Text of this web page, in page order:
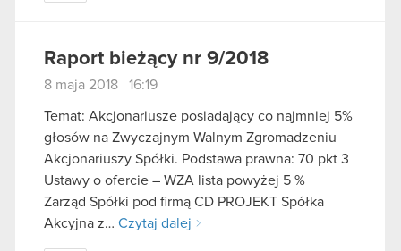
Raport bieżący nr 9/2018
8 maja 2018 16:19
Temat: Akcjonariusze posiadający co najmniej 5%
głosów na Zwyczajnym Walnym Zgromadzeniu
Akcjonariuszy Spółki. Podstawa prawna: 70 pkt 3
Ustawy o ofercie – WZA lista powyżej 5 %
Zarząd Spółki pod firmą CD PROJEKT Spółka
Akcyjna z… Czytaj dalej